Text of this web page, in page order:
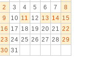
2
3 4 5 6 7
8
9
10 11 12 13 14 15
16
17 18 19 20 21
22
23 24 25 26 27 28 29
30 31